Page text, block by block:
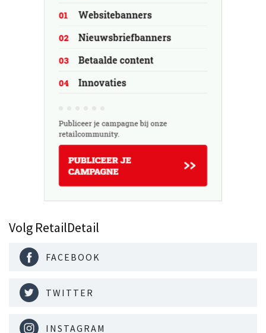
Volg RetailDetail
FACEBOOK
TWITTER
INSTAGRAM